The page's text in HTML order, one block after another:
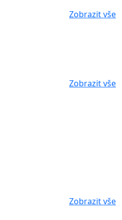
Zobrazit vše
Zobrazit vše
Zobrazit vše